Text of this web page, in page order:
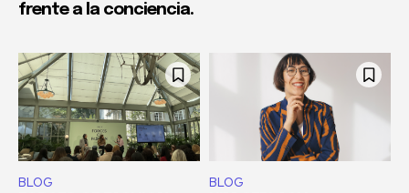
frente a la conciencia.
BLOG BLOG